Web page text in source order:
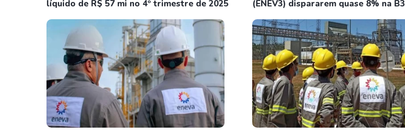
líquido de R$ 57 mi no 4º trimestre de 2025
(ENEV3) dispararem quase 8% na B3